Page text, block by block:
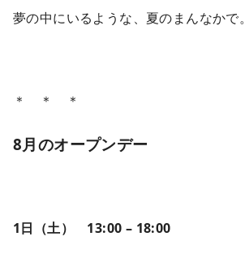
夢の中にいるような、夏のまんなかで。
＊ ＊ ＊
8月のオープンデー
1日（土） 13:00 – 18:00